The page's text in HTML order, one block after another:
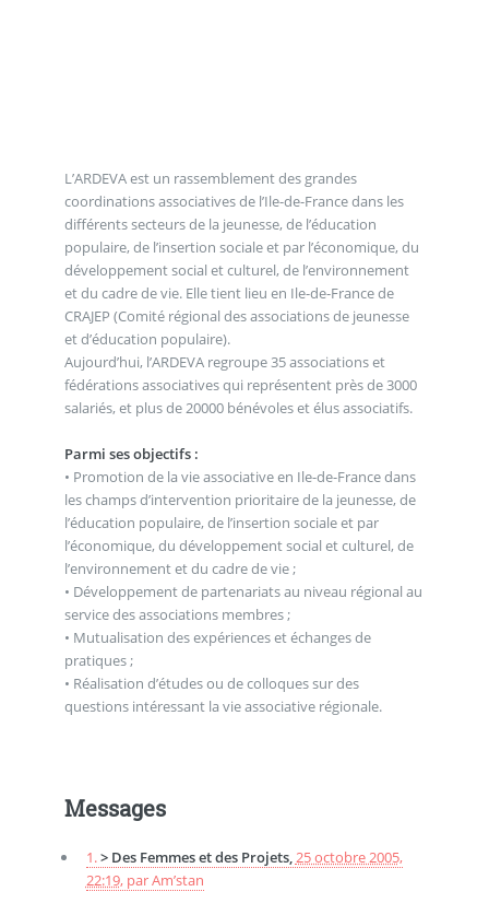
L’ARDEVA est un rassemblement des grandes
coordinations associatives de l’Ile-de-France dans les
différents secteurs de la jeunesse, de l’éducation
populaire, de l’insertion sociale et par l’économique, du
développement social et culturel, de l’environnement
et du cadre de vie. Elle tient lieu en Ile-de-France de
CRAJEP (Comité régional des associations de jeunesse
et d’éducation populaire).
Aujourd’hui, l’ARDEVA regroupe 35 associations et
fédérations associatives qui représentent près de 3000
salariés, et plus de 20000 bénévoles et élus associatifs.
Parmi ses objectifs :
• Promotion de la vie associative en Ile-de-France dans
les champs d’intervention prioritaire de la jeunesse, de
l’éducation populaire, de l’insertion sociale et par
l’économique, du développement social et culturel, de
l’environnement et du cadre de vie ;
• Développement de partenariats au niveau régional au
service des associations membres ;
• Mutualisation des expériences et échanges de
pratiques ;
• Réalisation d’études ou de colloques sur des
questions intéressant la vie associative régionale.
Messages
1.> Des Femmes et des Projets,25 octobre 2005,
22:19, parAm’stan